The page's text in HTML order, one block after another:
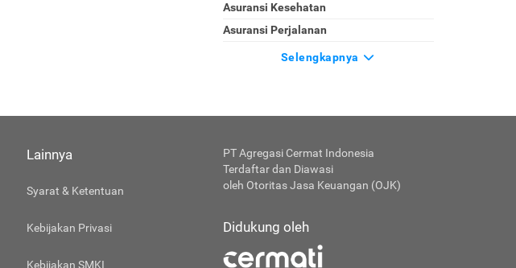
Asuransi Kesehatan
Asuransi Perjalanan
Selengkapnya
Lainnya
Syarat & Ketentuan
Kebijakan Privasi
Kebijakan SMKI
PT Agregasi Cermat Indonesia
Terdaftar dan Diawasi
oleh Otoritas Jasa Keuangan (OJK)
Didukung oleh